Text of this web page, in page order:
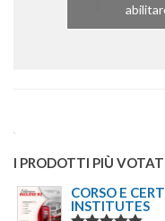
I PRODOTTI PIÙ
CORSO E
INSTITUTES